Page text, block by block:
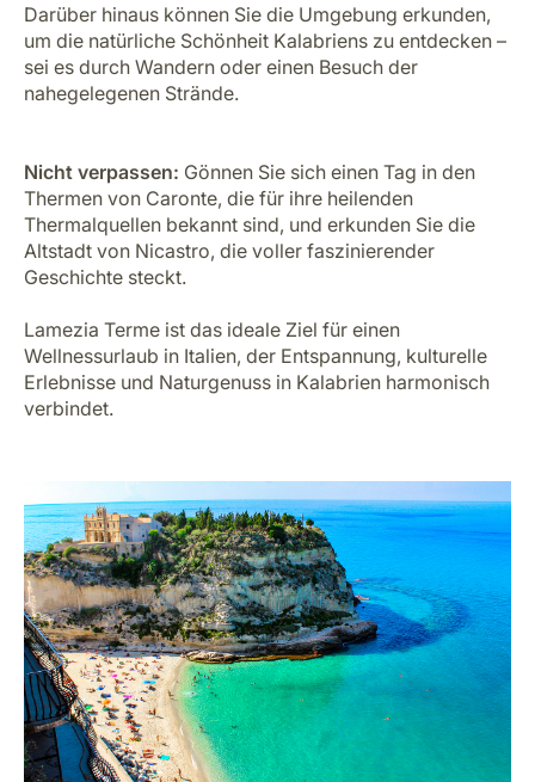
Darüber hinaus können Sie die Umgebung erkunden,
um die natürliche Schönheit Kalabriens zu entdecken –
sei es durch Wandern oder einen Besuch der
nahegelegenen Strände.
Nicht verpassen: Gönnen Sie sich einen Tag in den
Thermen von Caronte, die für ihre heilenden
Thermalquellen bekannt sind, und erkunden Sie die
Altstadt von Nicastro, die voller faszinierender
Geschichte steckt.
Lamezia Terme ist das ideale Ziel für einen
Wellnessurlaub in Italien, der Entspannung, kulturelle
Erlebnisse und Naturgenuss in Kalabrien harmonisch
verbindet.